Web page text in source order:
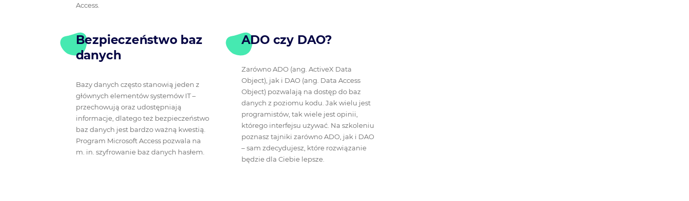
Access.
Bezpieczeństwo baz
danych
Bazy danych często stanowią jeden z
głównych elementów systemów IT –
przechowują oraz udostępniają
informacje, dlatego też bezpieczeństwo
baz danych jest bardzo ważną kwestią.
Program Microsoft Access pozwala na
m. in. szyfrowanie baz danych hasłem.
ADO czy DAO?
Zarówno ADO (ang. ActiveX Data
Object), jak i DAO (ang. Data Access
Object) pozwalają na dostęp do baz
danych z poziomu kodu. Jak wielu jest
programistów, tak wiele jest opinii,
którego interfejsu używać. Na szkoleniu
poznasz tajniki zarówno ADO, jak i DAO
– sam zdecydujesz, które rozwiązanie
będzie dla Ciebie lepsze.